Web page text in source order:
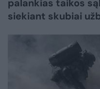
palankias taikos
siekiant skubiai